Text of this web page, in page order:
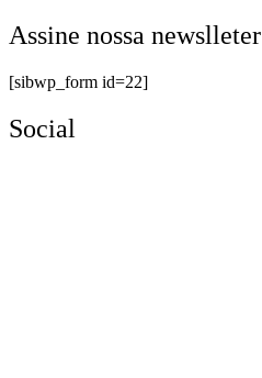
Assine nossa newslleter
[sibwp_form id=22]
Social